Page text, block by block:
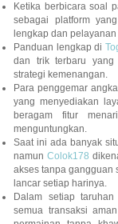
Ketika berbicara soal
sebagai platform
lengkap dan
Panduan lengkap di
dan trik terbaru yang
strategi kemenangan.
Para penggemar
yang menyediakan
beragam fitur
menguntungkan.
Saat ini ada banyak
namunColok178
akses tanpa gangguan
lancar setiap harinya.
Dalam setiap
semua transaksi